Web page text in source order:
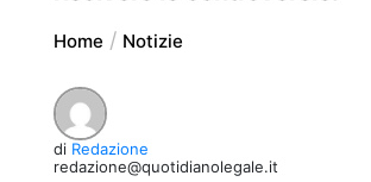
Home Notizie
di Redazione
redazione@quotidianolegale.it